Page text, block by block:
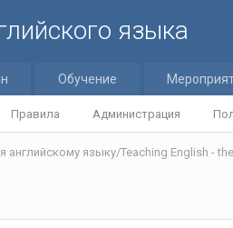
языка
Обучение
Правила Администрация